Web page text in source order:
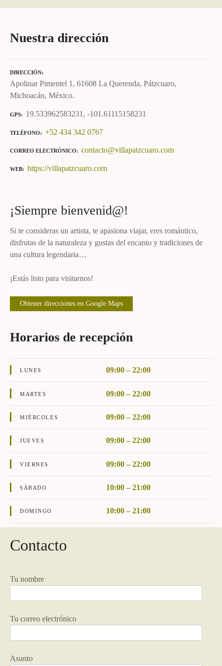
Nuestra dirección
DIRECCIÓN
Apolinar Pimentel 1, 61608 La Querenda, Pátzcuaro,
Michoacán, México.
GPS 19.533962583231, -101.61115158231
TELÉFONO +52 434 342 0767
CORREO ELECTRÓNICO contacto@villapatzcuaro.com
WEB https://villapatzcuaro.com
¡Siempre bienvenid@!
Si te consideras un artista, te apasiona viajar, eres romántico,
disfrutas de la naturaleza y gustas del encanto y tradiciones de
una cultura legendaria…
¡Estás listo para visitarnos!
Obtener direcciones en Google Maps
Horarios de recepción
LUNES 09:00 – 22:00
MARTES 09:00 – 22:00
MIÉRCOLES 09:00 – 22:00
JUEVES 09:00 – 22:00
VIERNES 09:00 – 22:00
SÁBADO 10:00 – 21:00
DOMINGO 10:00 – 21:00
Contacto
Tu nombre
Tu correo electrónico
Asunto